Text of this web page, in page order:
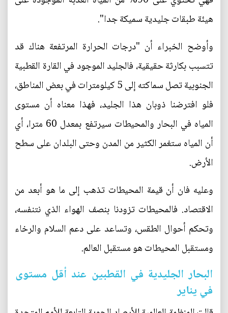
هيئة طبقات جليدية سميكة جدا".
وأوضح الخبراء أن "درجات الحرارة المرتفعة هناك قد
تتسبب بكارثة حقيقية، فالجليد الموجود في القارة القطبية
الجنوبية تصل سماكته إلى 5 كيلومترات في بعض المناطق،
فلو افترضنا ذوبان هذا الجليد، فهذا معناه أن مستوى
المياه في البحار والمحيطات سيرتفع بمعدل 60 مترا، أي
أن المياه ستغمر الكثير من المدن وحتى البلدان على سطح
الأرض.
وعليه فان أن قيمة المحيطات تذهب إلى ما هو أبعد من
الاقتصاد. فالمحيطات تزودنا بنصف الهواء الذي نتنفسه،
وتحكم أحوال الطقس، وتساعد على دعم السلام والرخاء
ومستقبل المحيطات هو مستقبل العالم.
البحار الجليدية في القطبين عند أقل مستوى
في يناير